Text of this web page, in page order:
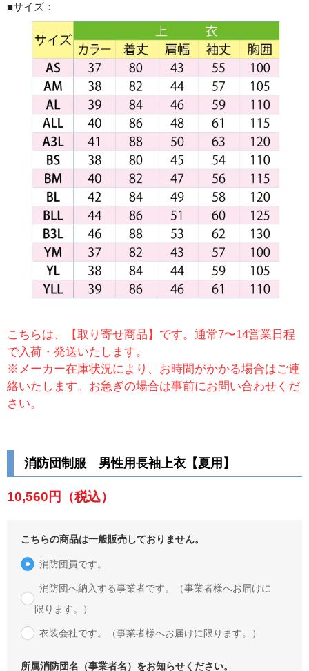
■サイズ：
こちらは、【取り寄せ商品】です。通常7〜14営業日程
で入荷・発送いたします。
※メーカー在庫状況により、お時間がかかる場合はご連
絡いたします。お急ぎの場合は事前にお問い合わせくだ
さい。
消防団制服 男性用長袖上衣【夏用】
10,560円 （税込）
こちらの商品は一般販売しておりません。
消防団員です。
消防団へ納入する事業者です。（事業者様へお届けに
限ります。）
衣装会社です。（事業者様へお届けに限ります。）
所属消防団名（事業者名）をお知らせください。